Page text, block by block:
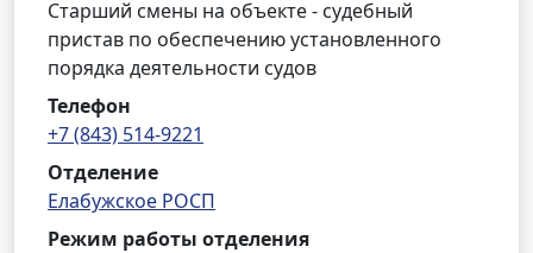
Старший смены на объекте - судебный
пристав по обеспечению установленного
порядка деятельности судов
Телефон
+7 (843) 514-9221
Отделение
Елабужское РОСП
Режим работы отделения